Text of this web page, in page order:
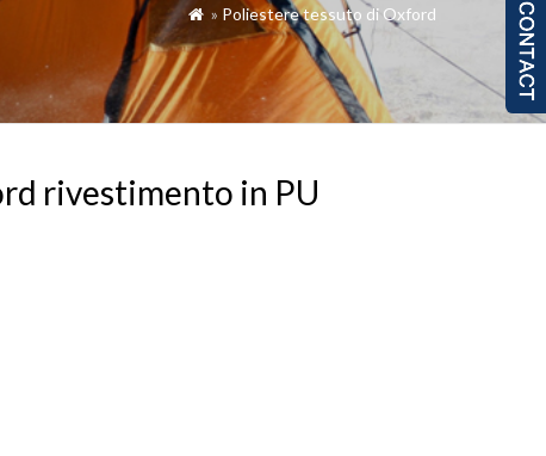
 » Poliestere tessuto di Oxford
rivestimento in PU